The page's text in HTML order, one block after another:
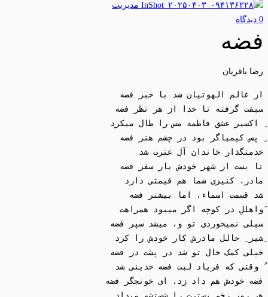
مدیریت
0 دیدگاه‌
فضه
رضا باقریان